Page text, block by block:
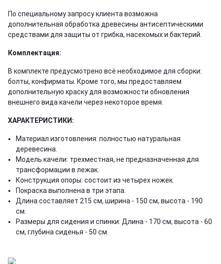
По специальному запросу клиента возможна
дополнительная обработка древесины антисептическими
средствами для защиты от грибка, насекомых и бактерий.
Комплектация:
В комплекте предусмотрено всё необходимое для сборки:
болты, конфирматы. Кроме того, мы предоставляем
дополнительную краску для возможности обновления
внешнего вида качели через некоторое время.
ХАРАКТЕРИСТИКИ:
Материал изготовления: полностью натуральная
деревесина.
Модель качели: трехместная, не предназначенная для
трансформации в лежак.
Конструкция опоры: состоит из четырех ножек.
Покраска выполнена в три этапа.
Длина составляет 215 см, ширина - 150 см, высота - 190
см.
Размеры для сидения и спинки: Длина - 170 см, высота - 60
см, глубина сиденья - 50 см.